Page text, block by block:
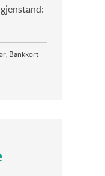
Bankkort